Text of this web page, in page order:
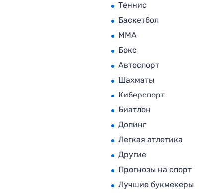
Теннис
Баскетбол
MMA
Бокс
Автоспорт
Шахматы
Киберспорт
Биатлон
Допинг
Легкая атлетика
Другие
Прогнозы на спорт
Лучшие букмекеры